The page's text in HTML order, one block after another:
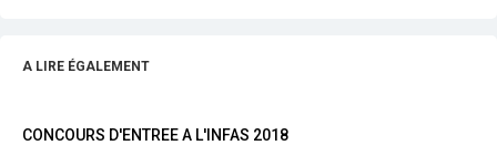
A LIRE ÉGALEMENT
CONCOURS D'ENTREE A L'INFAS 2018